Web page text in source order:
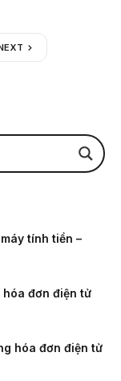
tính tiền –
đơn điện tử
hóa đơn điện tử